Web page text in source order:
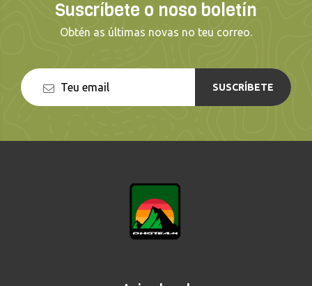
Suscríbete o noso boletín
Obtén as últimas novas no teu correo.
SUSCRÍBETE